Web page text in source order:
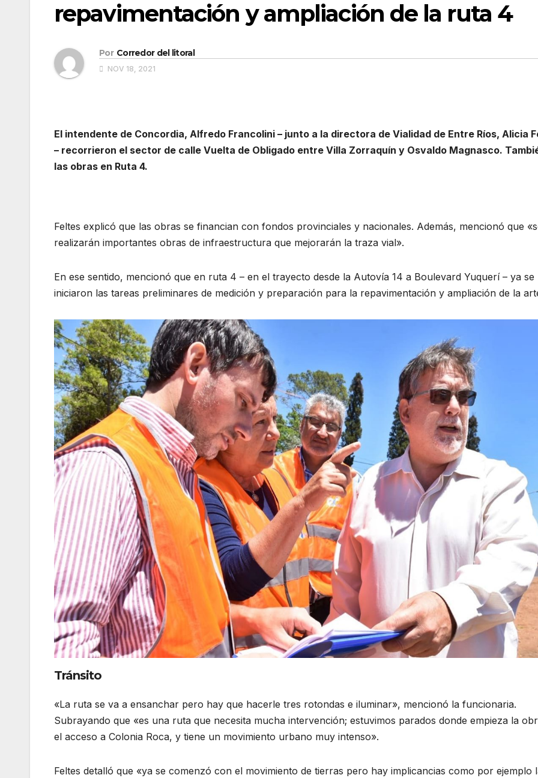
repavimentación y ampliación de la ruta 4
Por Corredor del litoral
NOV 18, 2021
El intendente de Concordia, Alfredo Francolini – junto a la directora de Vialidad de Entre Ríos, Alicia
– recorrieron el sector de calle Vuelta de Obligado entre Villa Zorraquín y Osvaldo Magnasco.
las obras en Ruta 4.
Feltes explicó que las obras se financian con fondos provinciales y nacionales. Además, mencionó que
realizarán importantes obras de infraestructura que mejorarán la traza vial».
En ese sentido, mencionó que en ruta 4 – en el trayecto desde la Autovía 14 a Boulevard Yuquerí – ya se
iniciaron las tareas preliminares de medición y preparación para la repavimentación y ampliación de la
Tránsito
«La ruta se va a ensanchar pero hay que hacerle tres rotondas e iluminar», mencionó la funcionaria.
Subrayando que «es una ruta que necesita mucha intervención; estuvimos parados donde empieza la
el acceso a Colonia Roca, y tiene un movimiento urbano muy intenso».
Feltes detalló que «ya se comenzó con el movimiento de tierras pero hay implicancias como por ejemplo